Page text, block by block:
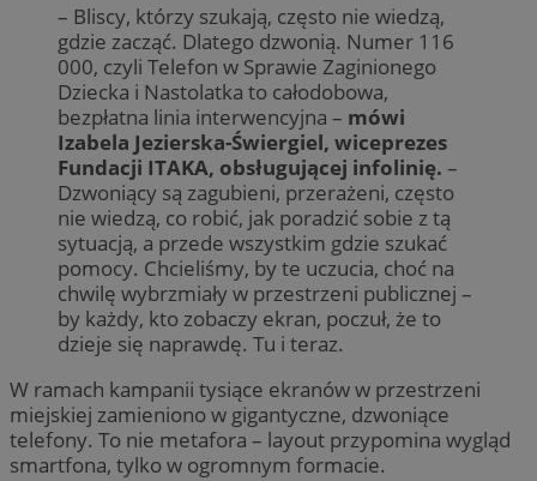
– Bliscy, którzy szukają, często nie wiedzą,
gdzie zacząć. Dlatego dzwonią. Numer 116
000, czyli Telefon w Sprawie Zaginionego
Dziecka i Nastolatka to całodobowa,
bezpłatna linia interwencyjna – mówi
Izabela Jezierska-Świergiel, wiceprezes
Fundacji ITAKA, obsługującej infolinię. –
Dzwoniący są zagubieni, przerażeni, często
nie wiedzą, co robić, jak poradzić sobie z tą
sytuacją, a przede wszystkim gdzie szukać
pomocy. Chcieliśmy, by te uczucia, choć na
chwilę wybrzmiały w przestrzeni publicznej –
by każdy, kto zobaczy ekran, poczuł, że to
dzieje się naprawdę. Tu i teraz.
W ramach kampanii tysiące ekranów w przestrzeni
miejskiej zamieniono w gigantyczne, dzwoniące
telefony. To nie metafora – layout przypomina wygląd
smartfona, tylko w ogromnym formacie.